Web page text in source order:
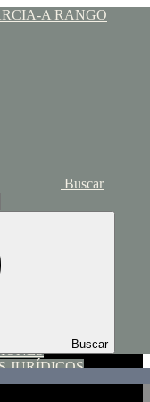
Buscar
Buscar
JURÍDICOS